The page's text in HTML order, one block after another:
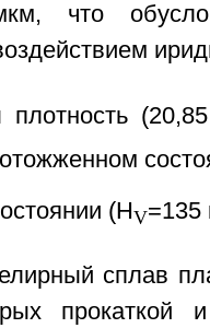
что
(HV=135
сплав
прокаткой